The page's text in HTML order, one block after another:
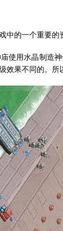
中的一个重要
使用水晶制造
果不同的。所